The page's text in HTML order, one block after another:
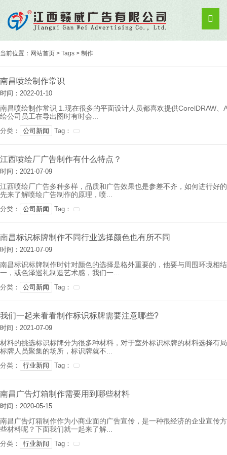
当前位置： 网站首页 > Tags > 制作
南昌喷绘制作常识
时间：2022-01-10
南昌喷绘制作常识 1.现在很多的平面设计人员都喜欢提供CorelDRAW
绘公司员工在导出图时有时会...
分类： 公司新闻 Tag：
江西喷绘厂广告制作有什么特点？
时间：2021-07-09
江西喷绘厂广告多种多样，品质和广告效果也是参差不齐，如何进行好
先来了解喷绘广告制作的原理，喷...
分类： 公司新闻 Tag：
南昌标识标牌制作不同行业选择颜色也有所不同
时间：2021-07-09
南昌标识标牌制作时针对颜色的选择是格外重要的，他要与周围环境相
一，或色泽巡礼制造艺术感，我们一...
分类： 公司新闻 Tag：
我们一起来看看制作标识标牌需要注意哪些?
时间：2021-07-09
材料的挑选标识标牌分为很多种材料，对于室外标识标牌的材料选择有
标牌人员聚集的场所，标识牌就不...
分类： 行业新闻 Tag：
南昌广告灯箱制作需要用到哪些材料
时间：2020-05-15
南昌广告灯箱制作作为小商业面的广告宣传，是一种很经济的企业宣传
些材料呢？下面我们就一起来了解...
分类： 行业新闻 Tag：